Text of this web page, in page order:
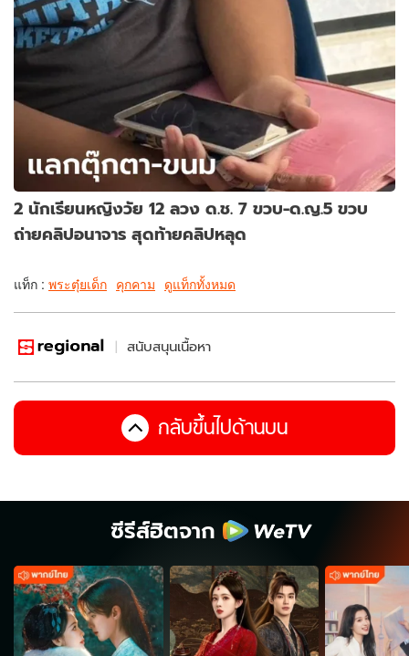
2 นักเรียนหญิงวัย 12 ลวง ด.ช. 7 ขวบ-ด.ญ.5 ขวบ
ถ่ายคลิปอนาจาร สุดท้ายคลิปหลุด
แท็ก : พระตุ๋ยเด็ก คุกคาม ดูแท็กทั้งหมด
สนับสนุนเนื้อหา
กลับขึ้นไปด้านบน
ซีรีส์ฮิตจาก